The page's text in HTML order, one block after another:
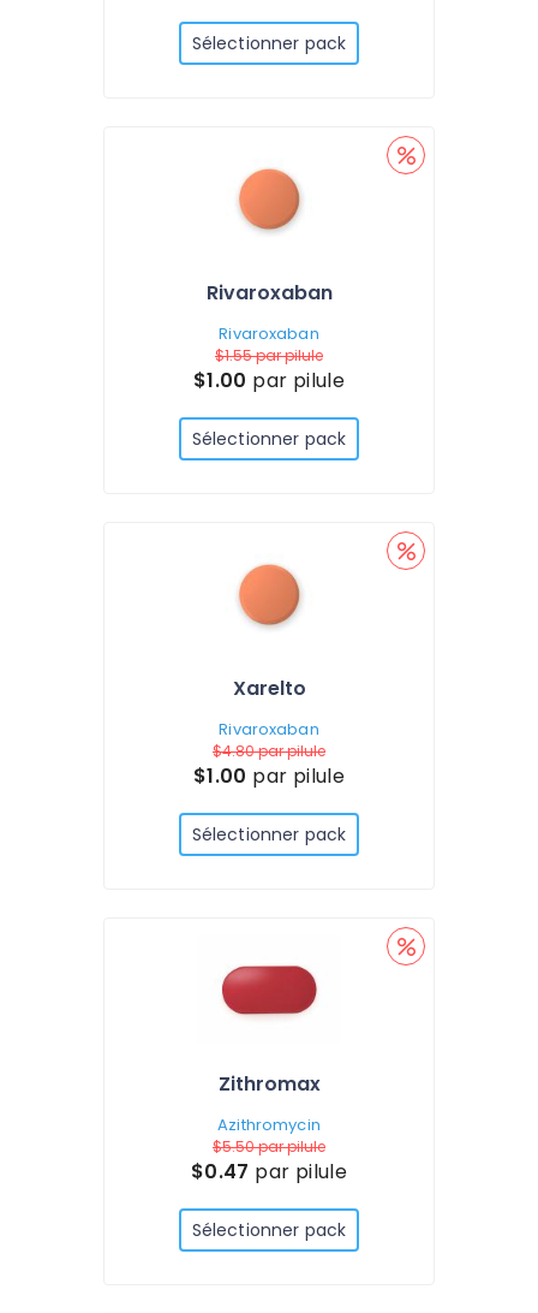
Sélectionner pack
Rivaroxaban
Rivaroxaban
$1.55par pilule
$1.00 par pilule
Sélectionner pack
Xarelto
Rivaroxaban
$4.80par pilule
$1.00 par pilule
Sélectionner pack
Zithromax
Azithromycin
$5.50par pilule
$0.47 par pilule
Sélectionner pack